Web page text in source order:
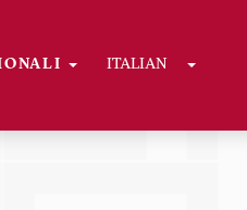
ITALIAN Toggle